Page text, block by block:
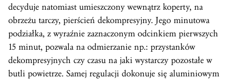
decyduje natomiast umieszczony wewnątrz koperty, na
obrzeżu tarczy, pierścień dekompresyjny. Jego minutowa
podziałka, z wyraźnie zaznaczonym odcinkiem pierwszych
15 minut, pozwala na odmierzanie np.: przystanków
dekompresyjnych czy czasu na jaki wystarczy pozostałe w
butli powietrze. Samej regulacji dokonuje się aluminiowym